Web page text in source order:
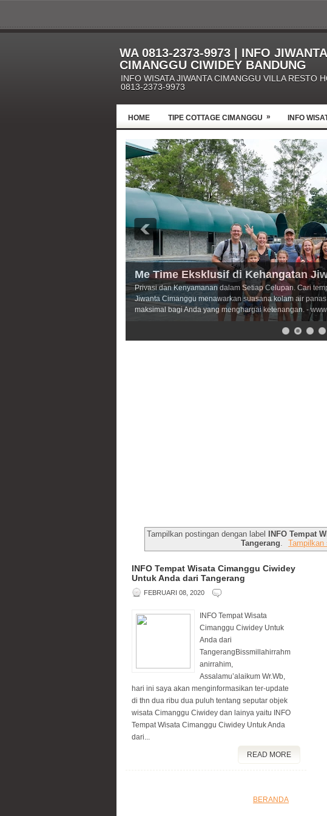
WA 0813-2373-9973 | INFO JIWANTA
CIMANGGU CIWIDEY BANDUNG
INFO WISATA JIWANTA CIMANGGU VILLA RESTO
0813-2373-9973
HOME TIPE COTTAGE CIMANGGU » INFO
Me Time Eksklusif di Kehangatan
Privasi dan Kenyamanan dalam Setiap Celupan. Cari
Jiwanta Cimanggu menawarkan suasana kolam air
maksimal bagi Anda yang menghargai ketenangan. -
Tampilkan postingan dengan label
INFO Tempat
Tangerang
Tampilkan
INFO Tempat Wisata Cimanggu Ciwidey
Untuk Anda dari Tangerang
FEBRUARI 08, 2020
INFO Tempat Wisata
Cimanggu Ciwidey Untuk
Anda dari
TangerangBissmillahirrahm
anirrahim,
Assalamu’alaikum Wr.Wb,
hari ini saya akan menginformasikan ter-update
di thn dua ribu dua puluh tentang seputar objek
wisata Cimanggu Ciwidey dan lainya yaitu INFO
Tempat Wisata Cimanggu Ciwidey Untuk Anda
dari...
READ MORE
BERANDA